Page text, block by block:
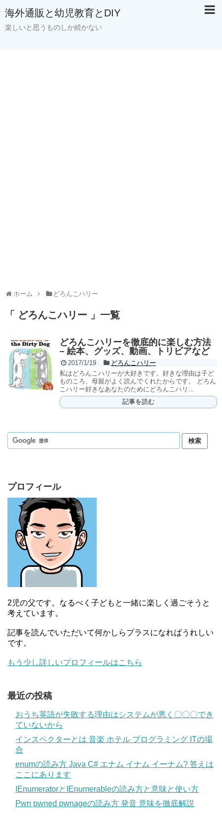
海外通販と幼児教育とDIY
楽しいと思うものしか続かない
ホーム どろんこハリー
「 どろんこハリー 」一覧
どろんこハリーを徹底的に楽しむ方法
– 絵本、グッズ、動画、トリビアなど
2017/1/19
どろんこハリー
私はどろんこハリーが大好きです。好きな理由は子ど
ものころ、母親がよく読んでくれたからです。 どろん
こハリー好きなあなたのためにどろんこハリ...
記事を読む
プロフィール
2児の父です。なるべく子どもと一緒に楽しく過ごそうと
考えています。
記事を読んでいただいて何かしらプラスになればうれしい
です。
もう少し詳しいプロフィールはこちら
最近の投稿
おうち英語が失敗する理由はシステムが悪く〇〇〇でき
ていないから
インスペクターとは 音楽 ホテル プログラミング ITの場
合
enumの読み方 Java C# エナム イナム イーナム? 答えは
ここにあります
IEnumeratorとIEnumerableの読み方と意味と使い方
Pwn pwned pwnageの読み方 発音 意味を徹底解説